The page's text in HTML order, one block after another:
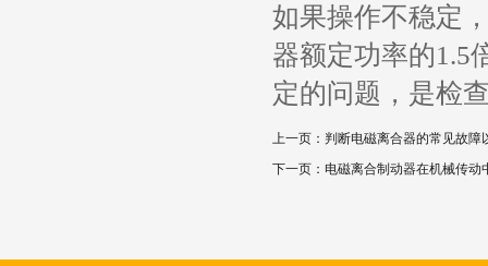
如果操作不稳定
器额定功率的1.5
定的问题，是检
上一页： 判断电磁离合器的常见故障
下一页： 电磁离合制动器在机械传动